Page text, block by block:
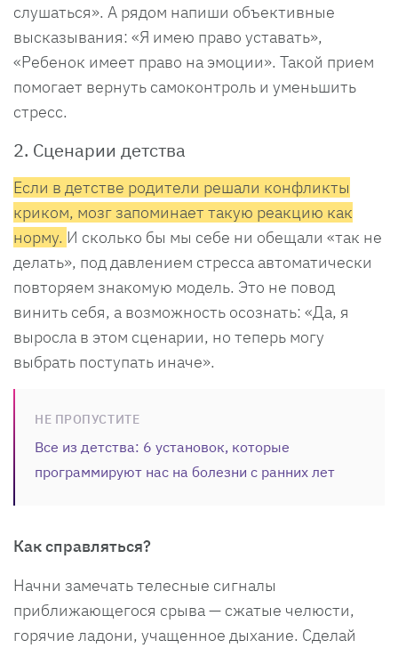
слушаться». А рядом напиши объективные
высказывания: «Я имею право уставать»,
«Ребенок имеет право на эмоции». Такой прием
помогает вернуть самоконтроль и уменьшить
стресс.
2. Сценарии детства
Если в детстве родители решали конфликты
криком, мозг запоминает такую реакцию как
норму. И сколько бы мы себе ни обещали «так не
делать», под давлением стресса автоматически
повторяем знакомую модель. Это не повод
винить себя, а возможность осознать: «Да, я
выросла в этом сценарии, но теперь могу
выбрать поступать иначе».
НЕ ПРОПУСТИТЕ
Все из детства: 6 установок, которые
программируют нас на болезни с ранних лет
Как справляться?
Начни замечать телесные сигналы
приближающегося срыва — сжатые челюсти,
горячие ладони, учащенное дыхание. Сделай